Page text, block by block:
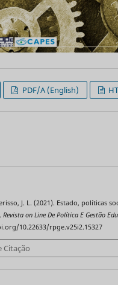
PDF/A (English)
J. L. (2021). Estado, políticas
Revista on Line De Política E Gestão
10.22633/rpge.v25i2.15327
Citação